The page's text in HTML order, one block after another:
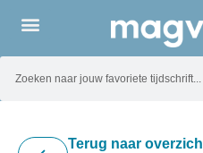
Terug naar